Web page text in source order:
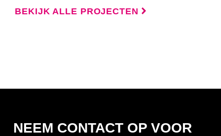
BEKIJK ALLE PROJECTEN
NEEM CONTACT OP VOOR